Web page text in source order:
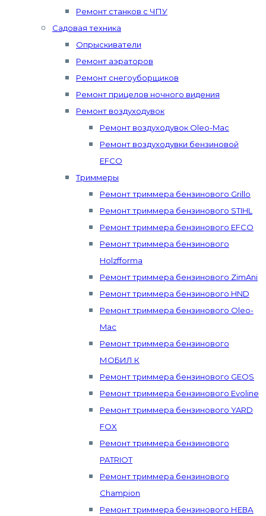
Ремонт станков с ЧПУ
Садовая техника
Опрыскиватели
Ремонт аэраторов
Ремонт снегоуборщиков
Ремонт прицелов ночного видения
Ремонт воздуходувок
Ремонт воздуходувок Oleo-Mac
Ремонт воздуходувки бензиновой
EFCO
Триммеры
Ремонт триммера бензинового Grillo
Ремонт триммера бензинового STIHL
Ремонт триммера бензинового EFCO
Ремонт триммера бензинового
Holzfforma
Ремонт триммера бензинового ZimAni
Ремонт триммера бензинового HND
Ремонт триммера бензинового Oleo-
Mac
Ремонт триммера бензинового
МОБИЛ К
Ремонт триммера бензинового GEOS
Ремонт триммера бензинового Evoline
Ремонт триммера бензинового YARD
FOX
Ремонт триммера бензинового
PATRIOT
Ремонт триммера бензинового
Champion
Ремонт триммера бензинового НЕВА